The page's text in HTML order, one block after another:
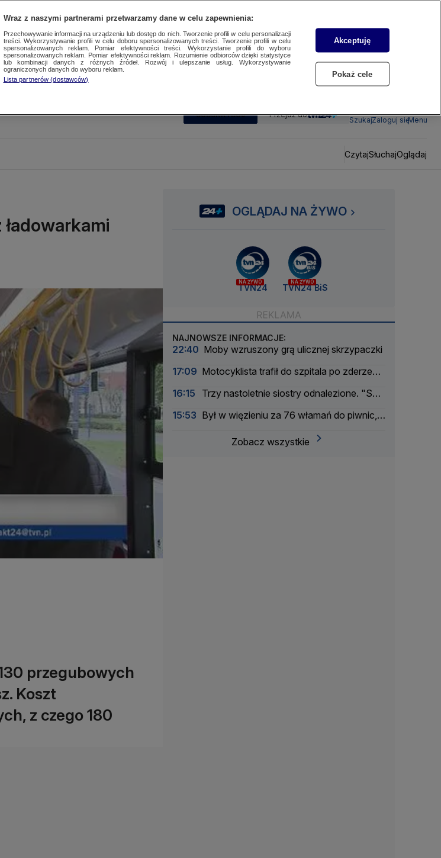
SUBSKRYBUJ Przejdź do
SzukajZaloguj sięMenu
CzytajSłuchajOglądaj
przegubowych
Koszt
z czego 180
OGLĄDAJ NA ŻYWO
NA ŻYWO
TVN24
NA ŻYWO
TVN24 BiS
NAJNOWSZE INFORMACJE:
22:40 Moby wzruszony grą ulicznej skrzypaczki
17:09 Motocyklista trafił do szpitala po zderzeniu
16:15
Trzy nastoletnie siostry odnalezione. "Są
15:53 Był w więzieniu za 76 włamań do piwnic,
Zobacz wszystkie
Wraz z naszymi partnerami przetwarzamy dane w celu zapewnienia:
Przechowywanie informacji na urządzeniu lub dostęp do nich. Tworzenie profili w celu personalizacji
treści. Wykorzystywanie profili w celu doboru spersonalizowanych treści. Tworzenie profili w celu
spersonalizowanych reklam. Pomiar efektywności treści. Wykorzystanie profili do wyboru
spersonalizowanych reklam. Pomiar efektywności reklam. Rozumienie odbiorców dzięki statystyce
lub kombinacji danych z różnych źródeł. Rozwój i ulepszanie usług. Wykorzystywanie
ograniczonych danych do wyboru reklam.
Lista partnerów (dostawców)
Akceptuję
Pokaż cele